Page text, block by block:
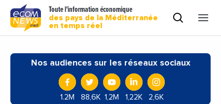
Toute l'information économique
des pays de la Méditerranée
en temps réel
Nos audiences sur les réseaux sociaux
1.2M 88,6K 1,2M 1,22K 2,6K